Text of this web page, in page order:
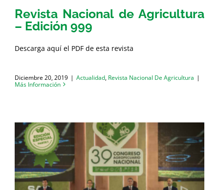
Revista Nacional de Agricultura
– Edición 999
Descarga aquí el PDF de esta revista
Diciembre 20, 2019 | Actualidad, Revista Nacional De Agricultura |
Más Información